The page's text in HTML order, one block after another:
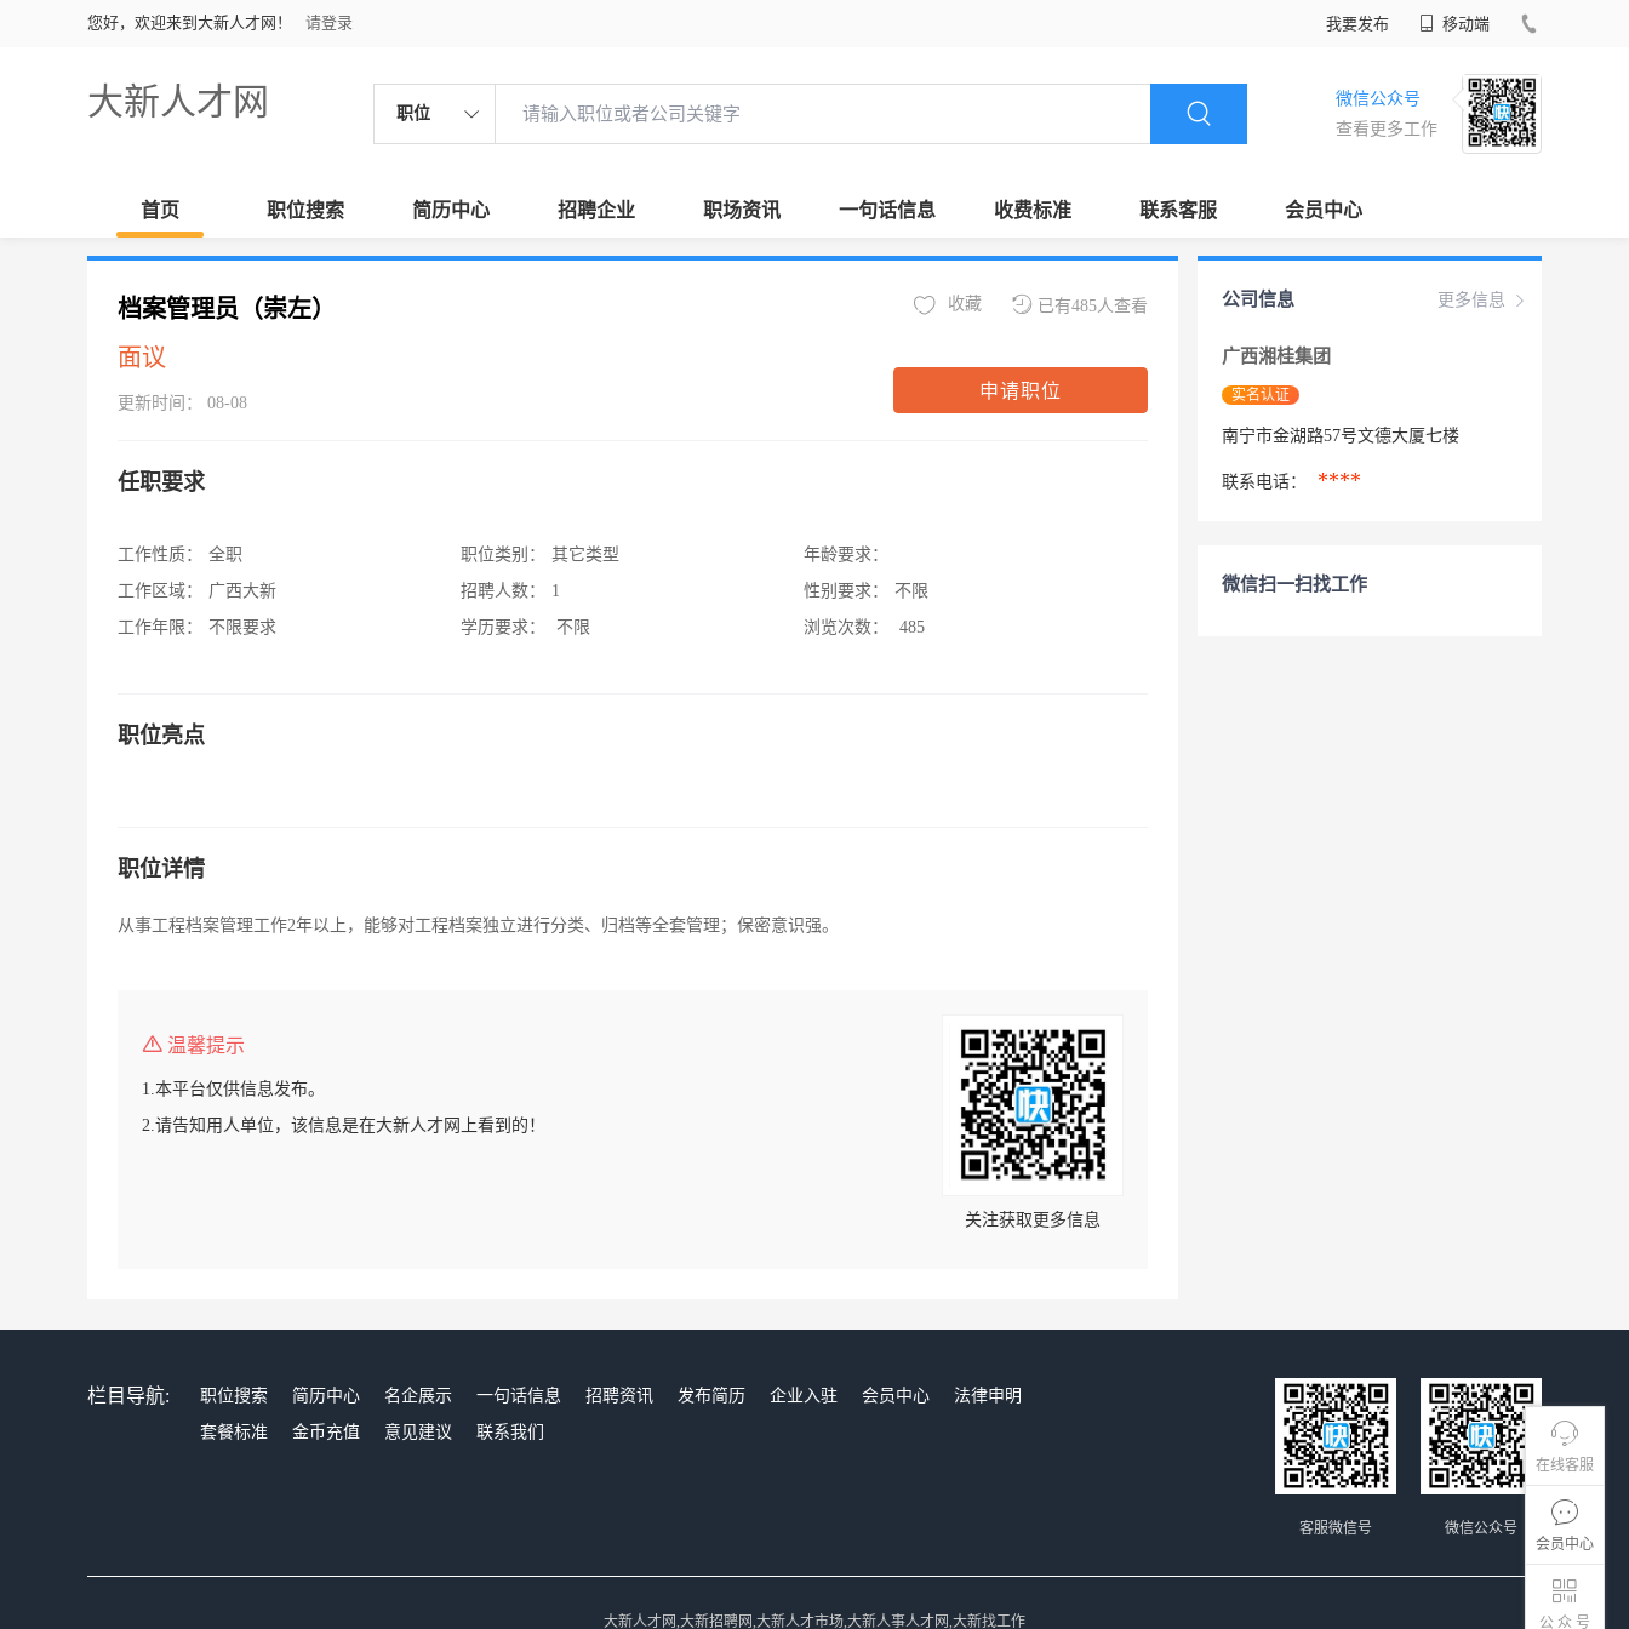
您好，欢迎来到大新人才网！ 请登录 我要发布 移动端
大新人才网 职位
微信公众号
查看更多工作
首页 职位搜索 简历中心 招聘企业 职场资讯 一句话信息 收费标准 联系客服 会员中心
在线客服
会员中心
公 众 号
档案管理员（崇左）
面议
更新时间： 08-08
已有485人查看
收藏
申请职位
任职要求
工作性质：
全职
工作区域：
广西大新
工作年限：
不限要求
职位类别：
其它类型
招聘人数：
1
学历要求：
不限
年龄要求：
性别要求：
不限
浏览次数：
485
职位亮点
职位详情
从事工程档案管理工作2年以上，能够对工程档案独立进行分类、归档等全套管理；保密意识强。
温馨提示
1.本平台仅供信息发布。
2.请告知用人单位，该信息是在大新人才网上看到的！
关注获取更多信息
更多信息
公司信息
广西湘桂集团
实名认证
南宁市金湖路57号文德大厦七楼
联系电话： ****
微信扫一扫找工作
栏目导航: 职位搜索 简历中心 名企展示 一句话信息 招聘资讯 发布简历 企业入驻 会员中心
法律申明
套餐标准
金币充值 意见建议 联系我们
微信公众号
客服微信号
大新人才网,大新招聘网,大新人才市场,大新人事人才网,大新找工作